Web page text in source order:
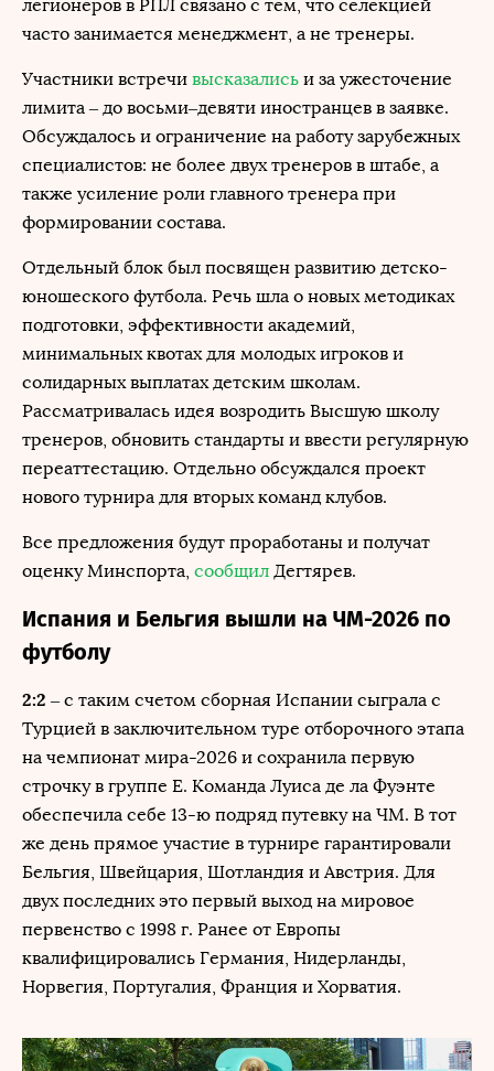
легионеров в РПЛ связано с тем, что селекцией
часто занимается менеджмент, а не тренеры.
Участники встречи высказались и за ужесточение
лимита – до восьми–девяти иностранцев в заявке.
Обсуждалось и ограничение на работу зарубежных
специалистов: не более двух тренеров в штабе, а
также усиление роли главного тренера при
формировании состава.
Отдельный блок был посвящен развитию детско-
юношеского футбола. Речь шла о новых методиках
подготовки, эффективности академий,
минимальных квотах для молодых игроков и
солидарных выплатах детским школам.
Рассматривалась идея возродить Высшую школу
тренеров, обновить стандарты и ввести регулярную
переаттестацию. Отдельно обсуждался проект
нового турнира для вторых команд клубов.
Все предложения будут проработаны и получат
оценку Минспорта, сообщил Дегтярев.
Испания и Бельгия вышли на ЧМ-2026 по
футболу
2:2 – с таким счетом сборная Испании сыграла с
Турцией в заключительном туре отборочного этапа
на чемпионат мира-2026 и сохранила первую
строчку в группе Е. Команда Луиса де ла Фуэнте
обеспечила себе 13-ю подряд путевку на ЧМ. В тот
же день прямое участие в турнире гарантировали
Бельгия, Швейцария, Шотландия и Австрия. Для
двух последних это первый выход на мировое
первенство с 1998 г. Ранее от Европы
квалифицировались Германия, Нидерланды,
Норвегия, Португалия, Франция и Хорватия.